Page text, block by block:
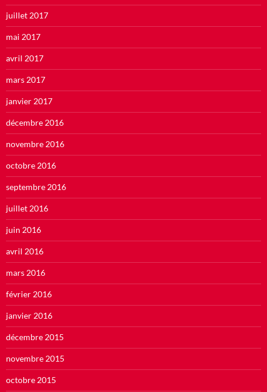
juillet 2017
mai 2017
avril 2017
mars 2017
janvier 2017
décembre 2016
novembre 2016
octobre 2016
septembre 2016
juillet 2016
juin 2016
avril 2016
mars 2016
février 2016
janvier 2016
décembre 2015
novembre 2015
octobre 2015